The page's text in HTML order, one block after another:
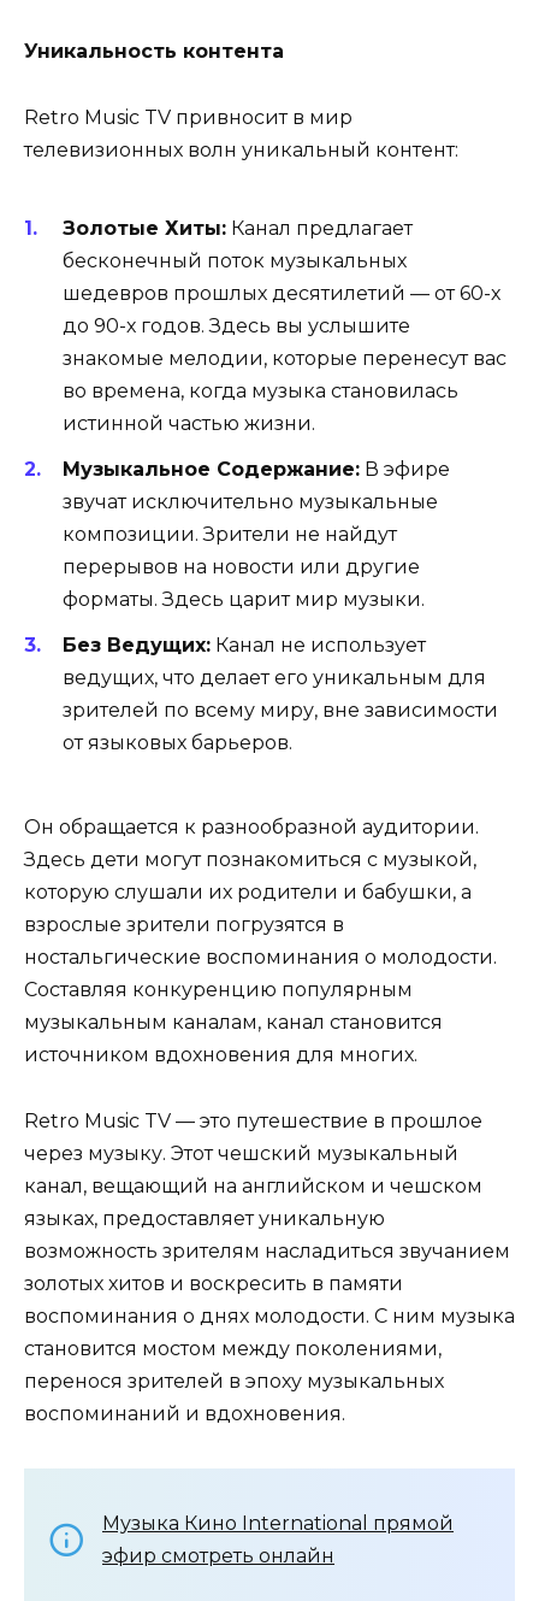
Уникальность контента
Retro Music TV привносит в мир
телевизионных волн уникальный контент:
Золотые Хиты: Канал предлагает
бесконечный поток музыкальных
шедевров прошлых десятилетий — от 60-х
до 90-х годов. Здесь вы услышите
знакомые мелодии, которые перенесут вас
во времена, когда музыка становилась
истинной частью жизни.
Музыкальное Содержание: В эфире
звучат исключительно музыкальные
композиции. Зрители не найдут
перерывов на новости или другие
форматы. Здесь царит мир музыки.
Без Ведущих: Канал не использует
ведущих, что делает его уникальным для
зрителей по всему миру, вне зависимости
от языковых барьеров.
Он обращается к разнообразной аудитории.
Здесь дети могут познакомиться с музыкой,
которую слушали их родители и бабушки, а
взрослые зрители погрузятся в
ностальгические воспоминания о молодости.
Составляя конкуренцию популярным
музыкальным каналам, канал становится
источником вдохновения для многих.
Retro Music TV — это путешествие в прошлое
через музыку. Этот чешский музыкальный
канал, вещающий на английском и чешском
языках, предоставляет уникальную
возможность зрителям насладиться звучанием
золотых хитов и воскресить в памяти
воспоминания о днях молодости. С ним музыка
становится мостом между поколениями,
перенося зрителей в эпоху музыкальных
воспоминаний и вдохновения.
Музыка Кино International прямой
эфир смотреть онлайн